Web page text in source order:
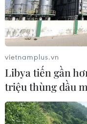
Tổng Biên tập: TRẦN
vietnamplus.vn
Libya tiến gần
triệu thùng dầu